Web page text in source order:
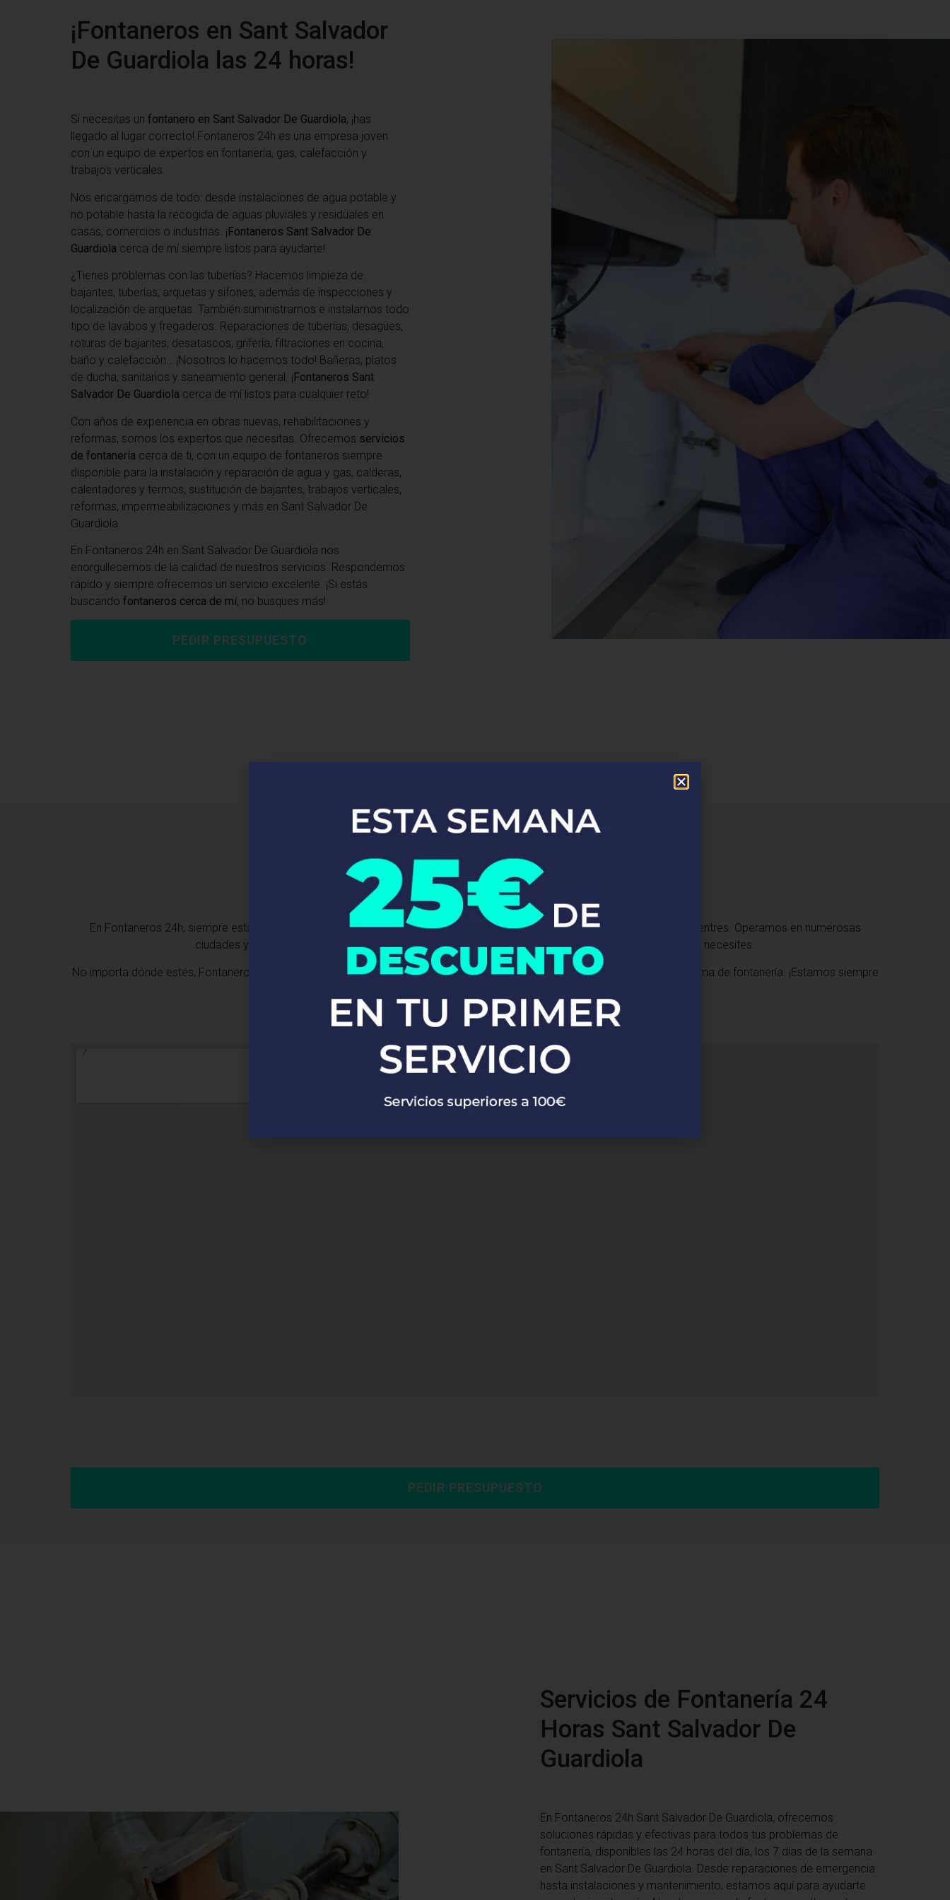
¡Fontaneros en Sant Salvador
De Guardiola las 24 horas!
Si necesitas un fontanero en Sant Salvador De Guardiola, ¡has
llegado al lugar correcto! Fontaneros 24h es una empresa joven
con un equipo de expertos en fontanería, gas, calefacción y
trabajos verticales.
Nos encargamos de todo: desde instalaciones de agua potable y
no potable hasta la recogida de aguas pluviales y residuales en
casas, comercios o industrias. ¡Fontaneros Sant Salvador De
Guardiola cerca de mí siempre listos para ayudarte!
¿Tienes problemas con las tuberías? Hacemos limpieza de
bajantes, tuberías, arquetas y sifones, además de inspecciones y
localización de arquetas. También suministramos e instalamos todo
tipo de lavabos y fregaderos. Reparaciones de tuberías, desagües,
roturas de bajantes, desatascos, grifería, filtraciones en cocina,
baño y calefacción… ¡Nosotros lo hacemos todo! Bañeras, platos
de ducha, sanitarios y saneamiento general. ¡ Fontaneros Sant
Salvador De Guardiola cerca de mí listos para cualquier reto!
Con años de experiencia en obras nuevas, rehabilitaciones y
reformas, somos los expertos que necesitas. Ofrecemos servicios
de fontanería cerca de ti, con un equipo de fontaneros siempre
disponible para la instalación y reparación de agua y gas, calderas,
calentadores y termos, sustitución de bajantes, trabajos verticales,
reformas, impermeabilizaciones y más en Sant Salvador De
Guardiola.
En Fontaneros 24h en Sant Salvador De Guardiola nos
enorgullecemos de la calidad de nuestros servicios. Respondemos
rápido y siempre ofrecemos un servicio excelente. ¡Si estás
buscando fontaneros cerca de mí, no busques más!
PEDIR PRESUPUESTO
¿Dónde Estamos?​
En Fontaneros 24h, siempre estamos cerca de ti para ofrecerte el mejor servicio de fontanería, sin importar dónde te encuentres. Operamos en numerosas
ciudades y localidades para asegurarnos de que siempre puedas contar con nosotros cuando más lo necesites.
No importa dónde estés, Fontaneros 24h en Sant Salvador De Guardiolaestá a tu disposición para solucionar cualquier problema de fontanería. ¡Estamos siempre
PEDIR PRESUPUESTO
Servicios de Fontanería 24
Horas Sant Salvador De
Guardiola
En Fontaneros 24h Sant Salvador De Guardiola, ofrecemos
soluciones rápidas y efectivas para todos tus problemas de
fontanería, disponibles las 24 horas del día, los 7 días de la semana
en Sant Salvador De Guardiola. Desde reparaciones de emergencia
hasta instalaciones y mantenimiento, estamos aquí para ayudarte